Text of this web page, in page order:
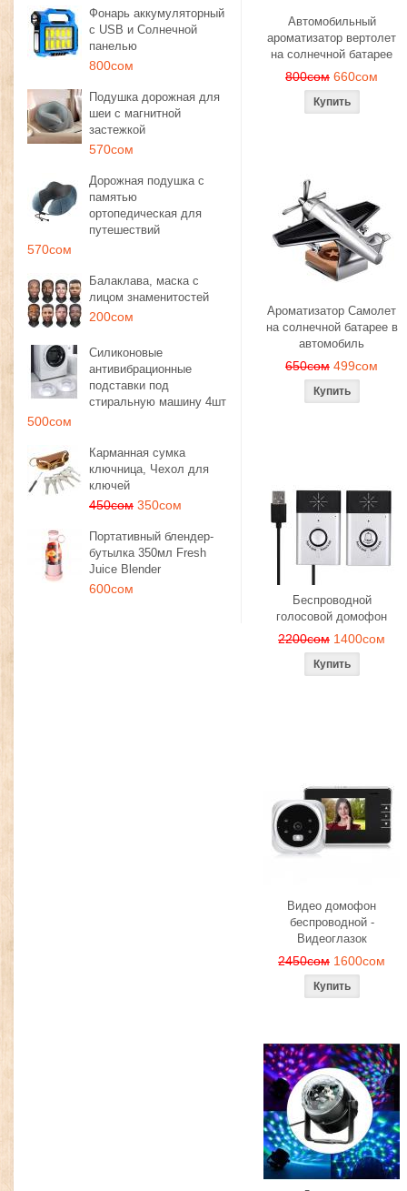
Фонарь аккумуляторный
с USB и Солнечной
панелью
800сом
Подушка дорожная для
шеи с магнитной
застежкой
570сом
Дорожная подушка с
памятью
ортопедическая для
путешествий
570сом
Балаклава, маска с
лицом знаменитостей
200сом
Силиконовые
антивибрационные
подставки под
стиральную машину 4шт
500сом
Карманная сумка
ключница, Чехол для
ключей
450сом 350сом
Портативный блендер-
бутылка 350мл Fresh
Juice Blender
600сом
Автомобильный
ароматизатор вертолет
на солнечной батарее
800сом 660сом
Ароматизатор Самолет
на солнечной батарее в
автомобиль
650сом 499сом
Беспроводной
голосовой домофон
2200сом 1400сом
Видео домофон
беспроводной -
Видеоглазок
2450сом 1600сом